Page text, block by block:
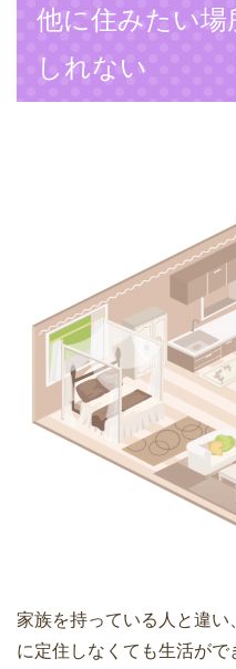
他に住みたい場
しれない
家族を持っている人と違
に定住しなくても生活が